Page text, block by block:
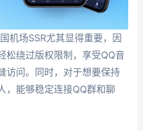
机场SSR尤其显得重要，因
松绕过版权限制，享受QQ音
访问。同时，对于想要保持
，能够稳定连接QQ群和聊